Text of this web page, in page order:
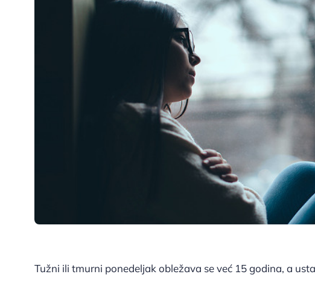
Tužni ili tmurni ponedeljak obležava se već 15 godina, a